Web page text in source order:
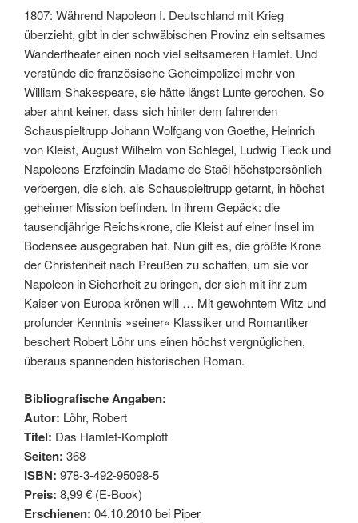
1807: Während Napoleon I. Deutschland mit Krieg
überzieht, gibt in der schwäbischen Provinz ein seltsames
Wandertheater einen noch viel seltsameren Hamlet. Und
verstünde die französische Geheimpolizei mehr von
William Shakespeare, sie hätte längst Lunte gerochen. So
aber ahnt keiner, dass sich hinter dem fahrenden
Schauspieltrupp Johann Wolfgang von Goethe, Heinrich
von Kleist, August Wilhelm von Schlegel, Ludwig Tieck und
Napoleons Erzfeindin Madame de Staël höchstpersönlich
verbergen, die sich, als Schauspieltrupp getarnt, in höchst
geheimer Mission befinden. In ihrem Gepäck: die
tausendjährige Reichskrone, die Kleist auf einer Insel im
Bodensee ausgegraben hat. Nun gilt es, die größte Krone
der Christenheit nach Preußen zu schaffen, um sie vor
Napoleon in Sicherheit zu bringen, der sich mit ihr zum
Kaiser von Europa krönen will … Mit gewohntem Witz und
profunder Kenntnis »seiner« Klassiker und Romantiker
beschert Robert Löhr uns einen höchst vergnüglichen,
überaus spannenden historischen Roman.
Bibliografische Angaben:
Autor: Löhr, Robert
Titel: Das Hamlet-Komplott
Seiten: 368
ISBN: 978-3-492-95098-5
Preis: 8,99 € (E-Book)
Erschienen: 04.10.2010 bei Piper